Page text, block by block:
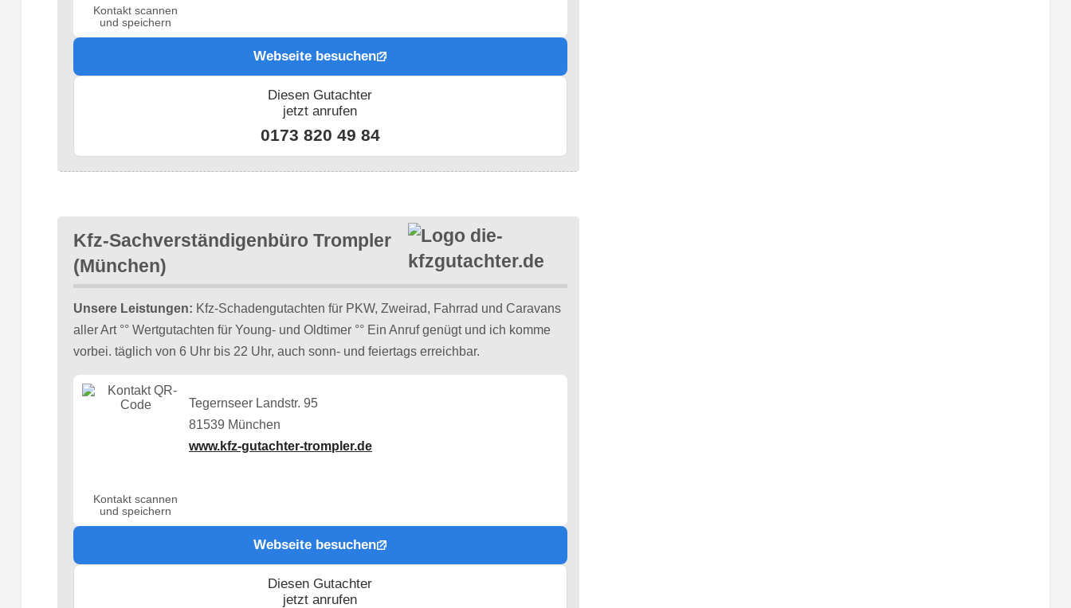
Kontakt scannen
und speichern
Webseite besuchen
Diesen Gutachter
jetzt anrufen
0173 820 49 84
Kfz-Sachverständigenbüro Trompler
(München)
Unsere Leistungen: Kfz-Schadengutachten für PKW, Zweirad, Fahrrad und Caravans
aller Art °° Wertgutachten für Young- und Oldtimer °° Ein Anruf genügt und ich komme
vorbei. täglich von 6 Uhr bis 22 Uhr, auch sonn- und feiertags erreichbar.
Kontakt scannen
und speichern
Tegernseer Landstr. 95
81539 München
www.kfz-gutachter-trompler.de
Webseite besuchen
Diesen Gutachter
jetzt anrufen